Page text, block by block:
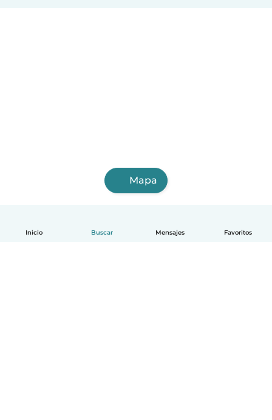
Inicio Buscar Mensajes Favoritos
Mapa